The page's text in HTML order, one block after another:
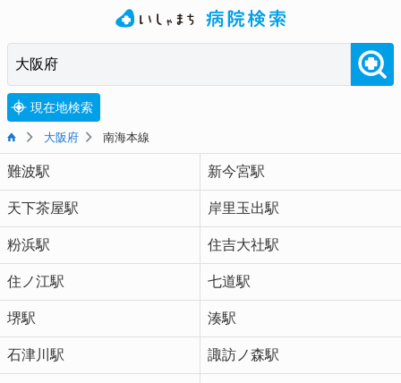
現在地検索
大阪府 南海本線
難波駅 新今宮駅
天下茶屋駅 岸里玉出駅
粉浜駅 住吉大社駅
住ノ江駅 七道駅
堺駅 湊駅
石津川駅 諏訪ノ森駅